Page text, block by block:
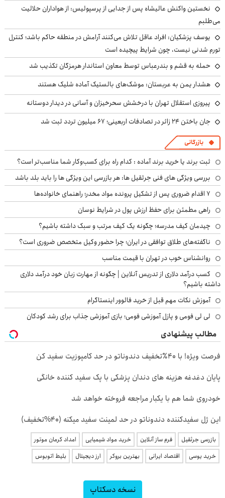
نخستین واکنش عالیشاه پس از جدایی از پرسپولیس: از هواداران حلالیت
می‌طلبم
یوسف پزشکیان: افراد عاقل تلاش می‌کنند آرامش در منطقه حاکم باشد؛ کنترل
تورم شدنی نیست، چون شرایط پیچیده است
حمله به قشم و بندرعباس توسط معاون استاندار هرمزگان تکذیب شد
هشدار یمن به عربستان: موشک‌های بالستیک آماده شلیک هستند
پیروزی استقلال تهران با درخشش سحرخیزان و آسانی در دیدار دوستانه
جان باختن ۲۴ زائر در تصادفات اربعینی؛ ۶۷ میلیون تردد ثبت شد
بازرگانی
ثبت برند یا خرید برند آماده : کدام راه برای کسب‌وکار شما مناسب‌تر است؟
بررسی ویژگی های فنی جرثقیل ها: هر بازرسی این ویژگی ها را باید بلد باشد
۷ اقدام ضروری پس از تشکیل پرونده مواد مخدر؛ راهنمای خانواده‌ها
راهی مطمئن برای حفظ ارزش پول در شرایط نوسان
چیدمان کیف مدرسه؛ چگونه یک کیف مرتب و سبک داشته باشیم؟
ناگفته‌های طلاق توافقی در ایران؛ چرا حضور وکیل متخصص ضروری است؟
روانشناس خوب در تهران با قیمت مناسب
کسب درآمد دلاری از تدریس آنلاین | چگونه از مهارت زبان خود درآمد دلاری
داشته باشیم؟
آموزش نکات مهم قبل از خرید فالوور اینستاگرام
لی لی فومی و پازل آموزشی فومی؛ بازی آموزشی جذاب برای رشد کودکان
مطالب پیشنهادی
فرصت ویژه! با 40٪تخفیف دندوناتو در حد کامپوزیت سفید کن
پایان دغدغه هزینه های دندان پزشکی با پک سفید کننده خانگی
خودروی شما هم با یکبار مراجعه فروخته خواهد شد
این ژل سفیدکننده دندوناتو در حد لمینت سفید میکنه (40%تخفیف)
بازرسی جرثقیل فرم ساز آنلاین خرید مواد شیمیایی
امداد کرمان موتور
خرید یوسی
اقتصاد ایرانی بهترین بروکر ارز دیجیتال بلیط اتوبوس
نسخه دسکتاپ